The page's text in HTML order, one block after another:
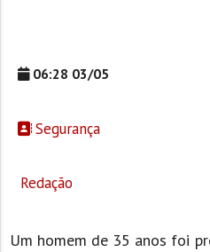
06:28 03/05
Segurança
Redação
Um homem de 35 anos foi